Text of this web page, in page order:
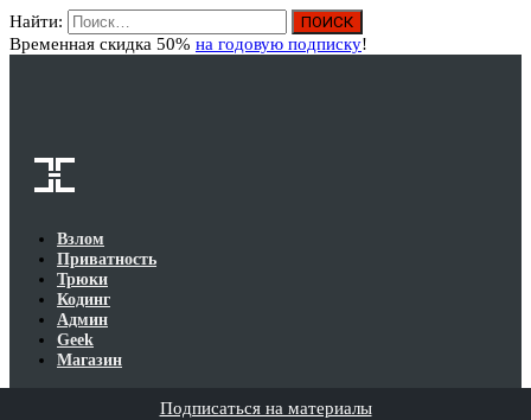
Найти:
Временная скидка 50% на годовую подписку!
Взлом
Приватность
Трюки
Кодинг
Админ
Geek
Магазин
Подписаться на материалы